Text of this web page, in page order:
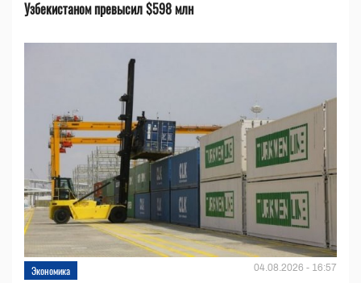
Узбекистаном превысил $598 млн
Экономика 04.08.2026 - 16:57